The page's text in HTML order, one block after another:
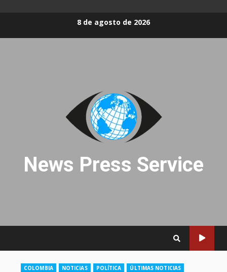
8 de agosto de 2026
News Press Service
COLOMBIA NOTICIAS POLÍTICA ÚLTIMAS NOTICIAS